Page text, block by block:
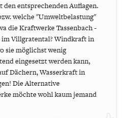
entsprechenden Auflagen.
welche "Umweltbelastung"
die Kraftwerke Tassenbach -
im Villgratental? Windkraft in
sie möglichst wenig
eingesetzt werden kann,
Dächern, Wasserkraft in
Die Alternative
möchte wohl kaum jemand